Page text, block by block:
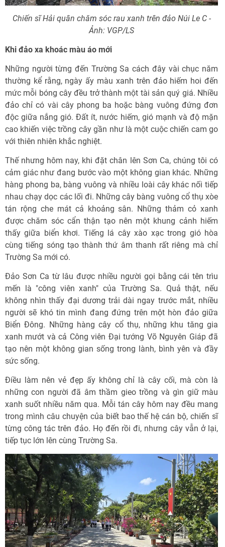
Chiến sĩ Hải quân chăm sóc rau xanh trên đảo Núi Le C -
Ảnh: VGP/LS
Khi đảo xa khoác màu áo mới
Những người từng đến Trường Sa cách đây vài chục năm
thường kể rằng, ngày ấy màu xanh trên đảo hiếm hoi đến
mức mỗi bóng cây đều trở thành một tài sản quý giá. Nhiều
đảo chỉ có vài cây phong ba hoặc bàng vuông đứng đơn
độc giữa nắng gió. Đất ít, nước hiếm, gió mạnh và độ mặn
cao khiến việc trồng cây gần như là một cuộc chiến cam go
với thiên nhiên khắc nghiệt.
Thế nhưng hôm nay, khi đặt chân lên Sơn Ca, chúng tôi có
cảm giác như đang bước vào một không gian khác. Những
hàng phong ba, bàng vuông và nhiều loài cây khác nối tiếp
nhau chạy dọc các lối đi. Những cây bàng vuông cổ thụ xòe
tán rộng che mát cả khoảng sân. Những thảm cỏ xanh
được chăm sóc cẩn thận tạo nên một khung cảnh hiếm
thấy giữa biển khơi. Tiếng lá cây xào xạc trong gió hòa
cùng tiếng sóng tạo thành thứ âm thanh rất riêng mà chỉ
Trường Sa mới có.
Đảo Sơn Ca từ lâu được nhiều người gọi bằng cái tên trìu
mến là "công viên xanh" của Trường Sa. Quả thật, nếu
không nhìn thấy đại dương trải dài ngay trước mắt, nhiều
người sẽ khó tin mình đang đứng trên một hòn đảo giữa
Biển Đông. Những hàng cây cổ thụ, những khu tăng gia
xanh mướt và cả Công viên Đại tướng Võ Nguyên Giáp đã
tạo nên một không gian sống trong lành, bình yên và đầy
sức sống.
Điều làm nên vẻ đẹp ấy không chỉ là cây cối, mà còn là
những con người đã âm thầm gieo trồng và gìn giữ màu
xanh suốt nhiều năm qua. Mỗi tán cây hôm nay đều mang
trong mình câu chuyện của biết bao thế hệ cán bộ, chiến sĩ
từng công tác trên đảo. Họ đến rồi đi, nhưng cây vẫn ở lại,
tiếp tục lớn lên cùng Trường Sa.